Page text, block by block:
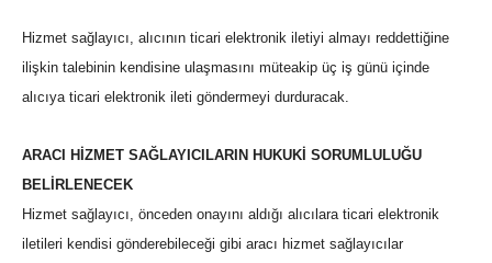
Hizmet sağlayıcı, alıcının ticari elektronik iletiyi almayı reddettiğine
ilişkin talebinin kendisine ulaşmasını müteakip üç iş günü içinde
alıcıya ticari elektronik ileti göndermeyi durduracak.
ARACI HİZMET SAĞLAYICILARIN HUKUKİ SORUMLULUĞU
BELİRLENECEK
Hizmet sağlayıcı, önceden onayını aldığı alıcılara ticari elektronik
iletileri kendisi gönderebileceği gibi aracı hizmet sağlayıcılar